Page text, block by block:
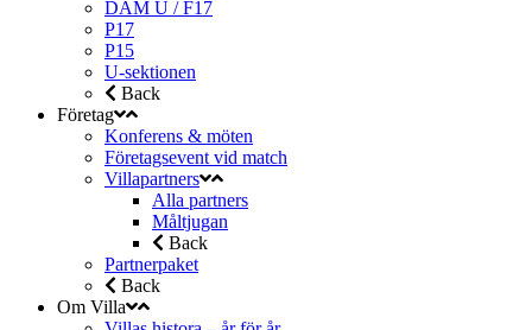
DAM U / F17
P17
P15
U-sektionen
Back
Företag
Konferens & möten
Företagsevent vid match
Villapartners
Alla partners
Måltjugan
Back
Partnerpaket
Back
Om Villa